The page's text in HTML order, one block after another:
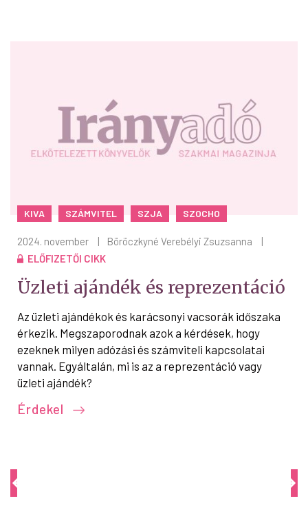
KIVA SZÁMVITEL SZJA SZOCHO
2024. november Böröczkyné Verebélyi Zsuzsanna
ELŐFIZETŐI CIKK
Üzleti ajándék és reprezentáció
Az üzleti ajándékok és karácsonyi vacsorák időszaka
érkezik. Megszaporodnak azok a kérdések, hogy
ezeknek milyen adózási és számviteli kapcsolatai
vannak. Egyáltalán, mi is az a reprezentáció vagy
üzleti ajándék?
Érdekel